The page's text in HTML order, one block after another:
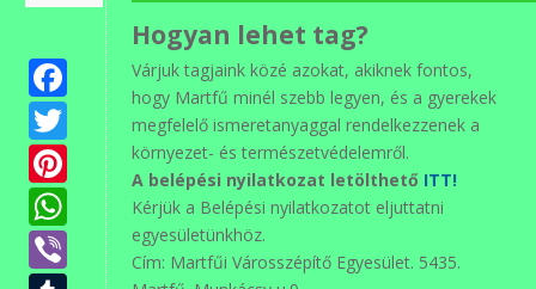
Facebook
Twitter
Pinterest
WhatsApp
Viber
Hogyan lehet tag?
Várjuk tagjaink közé azokat, akiknek fontos,
hogy Martfű minél szebb legyen, és a gyerekek
megfelelő ismeretanyaggal rendelkezzenek a
környezet- és természetvédelemről.
A belépési nyilatkozat letölthető ITT!
Kérjük a Belépési nyilatkozatot eljuttatni
egyesületünkhöz.
Cím: Martfűi Városszépítő Egyesület. 5435.